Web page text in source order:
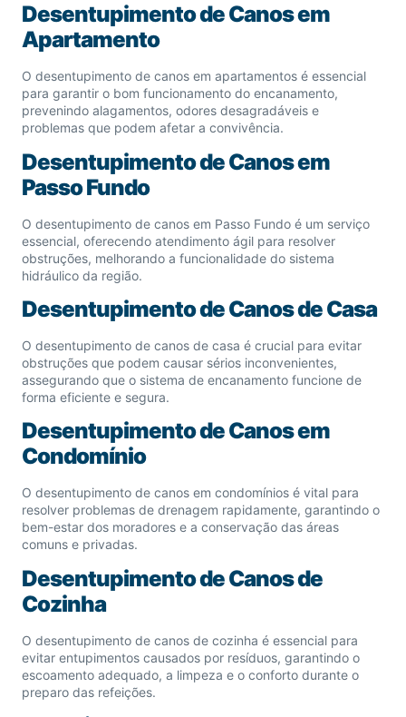
Desentupimento de Canos em
Apartamento
O desentupimento de canos em apartamentos é essencial
para garantir o bom funcionamento do encanamento,
prevenindo alagamentos, odores desagradáveis e
problemas que podem afetar a convivência.
Desentupimento de Canos em
Passo Fundo
O desentupimento de canos em Passo Fundo é um serviço
essencial, oferecendo atendimento ágil para resolver
obstruções, melhorando a funcionalidade do sistema
hidráulico da região.
Desentupimento de Canos de Casa
O desentupimento de canos de casa é crucial para evitar
obstruções que podem causar sérios inconvenientes,
assegurando que o sistema de encanamento funcione de
forma eficiente e segura.
Desentupimento de Canos em
Condomínio
O desentupimento de canos em condomínios é vital para
resolver problemas de drenagem rapidamente, garantindo o
bem-estar dos moradores e a conservação das áreas
comuns e privadas.
Desentupimento de Canos de
Cozinha
O desentupimento de canos de cozinha é essencial para
evitar entupimentos causados por resíduos, garantindo o
escoamento adequado, a limpeza e o conforto durante o
preparo das refeições.